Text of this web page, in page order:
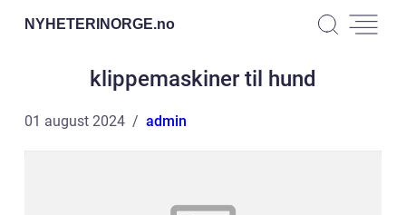
NYHETERINORGE.no
klippemaskiner til hund
01 august 2024 admin